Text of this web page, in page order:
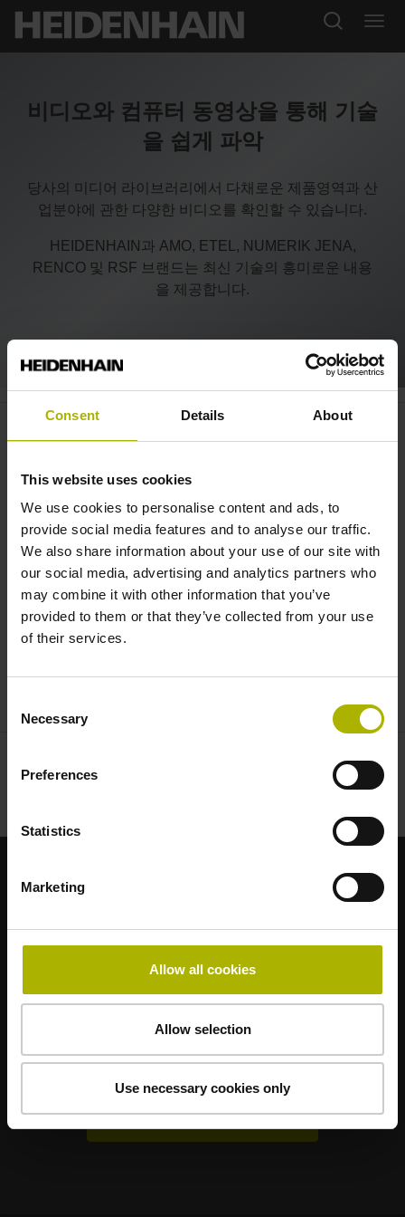
Consent Details About
This website uses cookies
We use cookies to personalise content and ads, to
provide social media features and to analyse our traffic.
We also share information about your use of our site with
our social media, advertising and analytics partners who
may combine it with other information that you’ve
provided to them or that they’ve collected from your use
of their services.
Selection
Necessary
Preferences
Statistics
Marketing
Allow all cookies
Allow selection
Use necessary cookies only
비디오와 컴퓨터 동영상을 통해 기술
을 쉽게 파악
당사의 미디어 라이브러리에서 다채로운 제품영역과 산
업분야에 관한 다양한 비디오를 확인할 수 있습니다.
HEIDENHAIN과 AMO, ETEL, NUMERIK JENA,
RENCO 및 RSF 브랜드는 최신 기술의 흥미로운 내용
을 제공합니다.
LIKselect and LIKgo: extremely
flat linear encoders | NUMERIK
JENA
어플리케이션에 적합한 강력한 브랜드
AMOACU-RITEETELLEINE LINDELTNNUMERIK JENA
RENCORSF
최종 사용자용 포털
Klartext 포털